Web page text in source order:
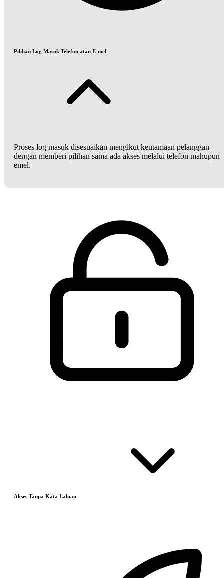
Pilihan Log Masuk Telefon atau E-mel
Proses log masuk disesuaikan mengikut keutamaan pelanggan
dengan memberi pilihan sama ada akses melalui telefon mahupun
emel.
Akses Tanpa Kata Laluan